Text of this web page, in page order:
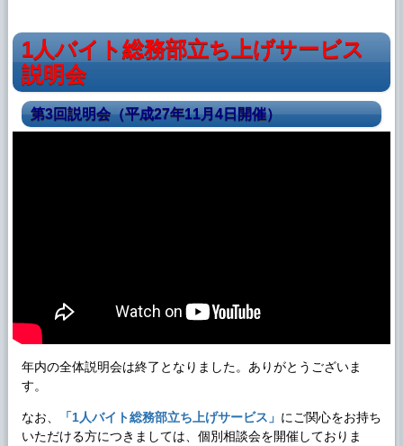
1人バイト総務部立ち上げサービス
説明会
第3回説明会（平成27年11月4日開催）
年内の全体説明会は終了となりました。ありがとうございま
す。
なお、 「1人バイト総務部立ち上げサービス」 にご関心をお持ち
いただける方につきましては、個別相談会を開催しておりま